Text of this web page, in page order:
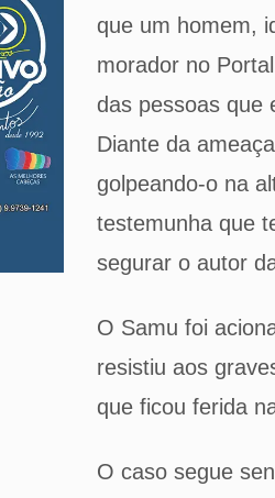
que um homem,
morador no
das pessoas que
Diante da
golpeando-o na
testemunha que
segurar o autor
O Samu foi
resistiu aos
que ficou ferida
O caso segue